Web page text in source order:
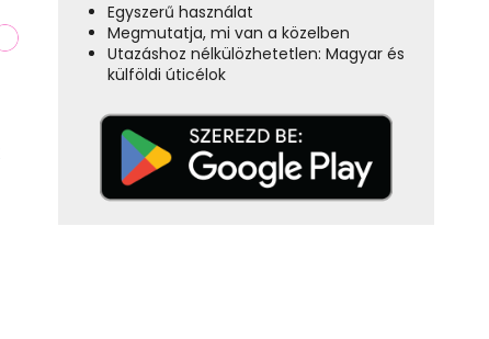
Egyszerű használat
Megmutatja, mi van a közelben
Utazáshoz nélkülözhetetlen: Magyar és
külföldi úticélok